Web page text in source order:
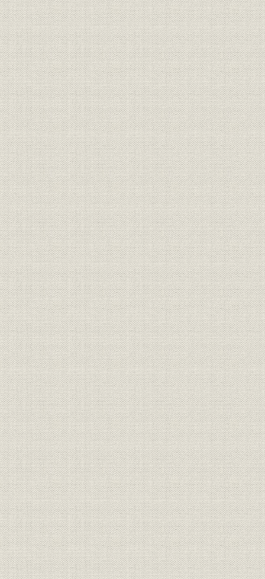
組織;規則 盟約書 明治九年
規則;役員 大元方規程 明治九年
財務・業績
大元方 明治九年春季・秋季惣勘
定
明治九年
定、明治
惣勘定
経営
三井物産会社創立願書(会社創立
御願)
明治九年
経営;規則
三井物産会社創立ニ付同族ト物
産会社々主トノ約定書
明治九年
規則 三井物産会社規則 明治九年
規則 三井物産会社商売取扱手続概略 明治九年
組織;従業員 三井物産会社社員職制 明治一三
財務・業績
三井物産会社資本金額確定ニ付
三井組大元方宛通知状
明治一三
経営;規則
大元方規程改正ニ付相談心得覚
書
明治一〇
経営;規則 盟約書之内改正箇条書 明治一一年
経営;規則 大元方規定改正書 明治一一
経営 明治十六年誓約書 明治一六
経営 三井高福 大元方改正意見書 明治一八
経営 (大元方改役)御尋ニ付見込書 明治一八
経営 三井高福 申談書 明治一八
財務・業績 明治十八年大元方出費改正書写 明治一八年
経営 家長方議書 明治一九
経営 家長方御見込書 明治一九